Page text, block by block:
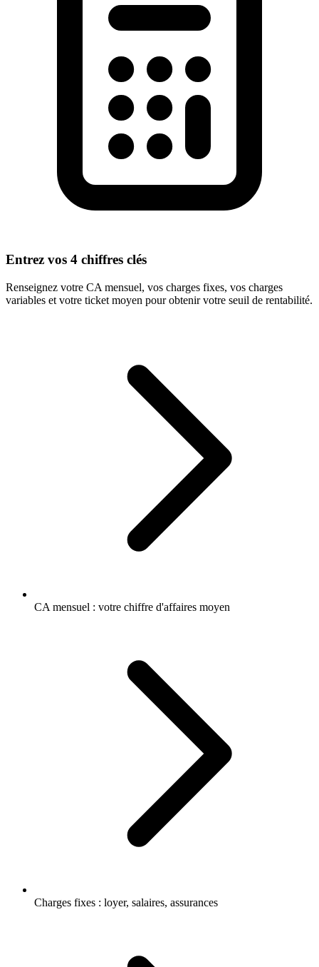
Entrez vos 4 chiffres clés
Renseignez votre CA mensuel, vos charges fixes, vos charges
variables et votre ticket moyen pour obtenir votre seuil de rentabilité.
CA mensuel : votre chiffre d'affaires moyen
Charges fixes : loyer, salaires, assurances